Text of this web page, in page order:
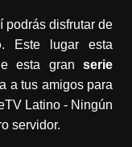
podrás disfrutar de
. Este lugar esta
esta granserie
a tus amigos para
Latino - Ningún
servidor.